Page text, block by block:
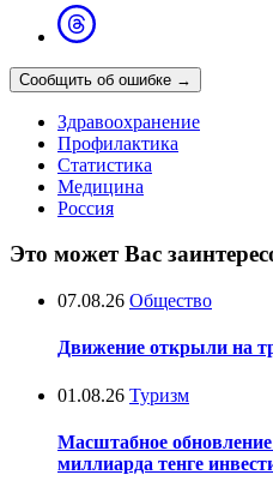
Сообщить об ошибке →
Здравоохранение
Профилактика
Статистика
Медицина
Россия
Это может Вас
07.08.26 Общество
Движение открыли на
01.08.26 Туризм
Масштабное
миллиарда тенге